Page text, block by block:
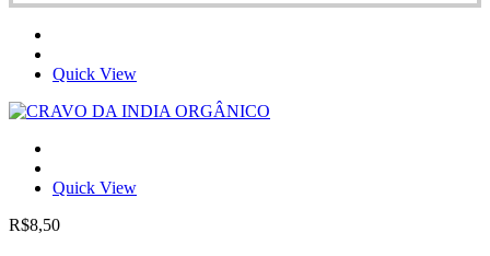
Quick View
Quick View
R$8,50